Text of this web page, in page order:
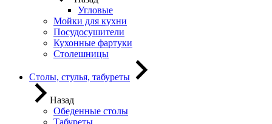
Угловые
Мойки для кухни
Посудосушители
Кухонные фартуки
Столешницы
Столы, стулья, табуреты
Назад
Обеденные столы
Табуреты